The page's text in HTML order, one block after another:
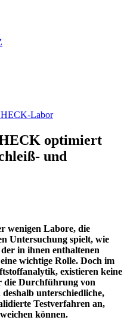
Labor
optimiert
und
wenigen Labore, die
Untersuchung spielt, wie
in ihnen enthaltenen
wichtige Rolle. Doch im
existieren keine
die Durchführung von
unterschiedliche,
Testverfahren an,
können.